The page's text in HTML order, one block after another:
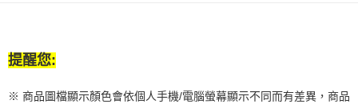
請求用戶進行身份認證。
５．嚴禁一人註冊多個帳號或使用他人資訊註冊。若發現惡意使用之情形，
每筆NT$80，滿NT$290(含以上)免運費
提醒您:
※ 商品圖檔顯示顏色會依個人手機/電腦螢幕顯示不同而有差異，商品